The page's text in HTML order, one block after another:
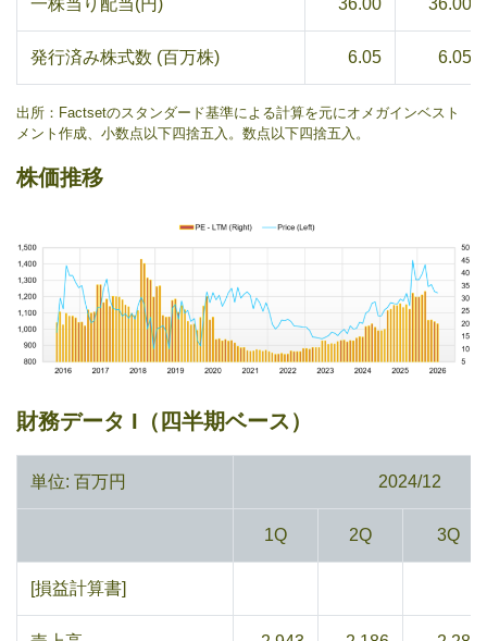
一株当り配当(円) 36.00 36.00
発行済み株式数 (百万株) 6.05 6.05
出所：Factsetのスタンダード基準による計算を元にオメガインベスト
メント作成、小数点以下四捨五入。数点以下四捨五入。
株価推移
財務データ I（四半期ベース）
単位: 百万円 2024/12
1Q 2Q 3Q
[損益計算書]